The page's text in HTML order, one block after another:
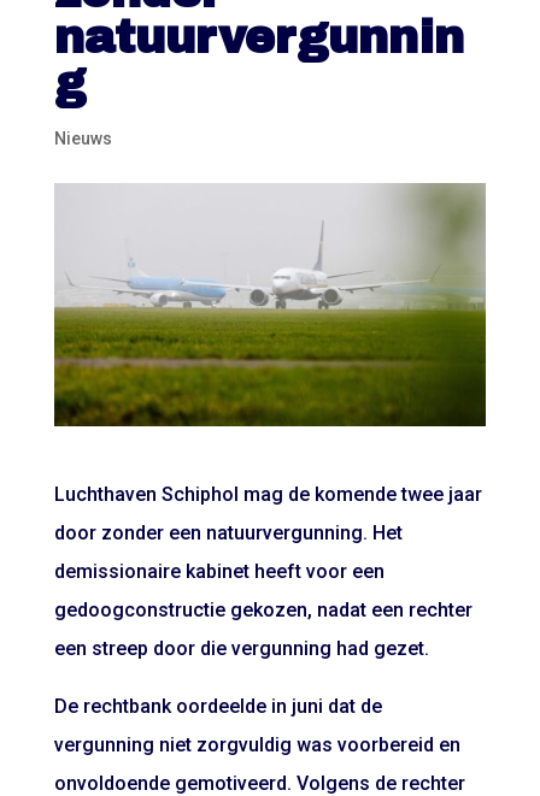
natuurvergunnin
g
Nieuws
Luchthaven Schiphol mag de komende twee jaar
door zonder een natuurvergunning. Het
demissionaire kabinet heeft voor een
gedoogconstructie gekozen, nadat een rechter
een streep door die vergunning had gezet.
De rechtbank oordeelde in juni dat de
vergunning niet zorgvuldig was voorbereid en
onvoldoende gemotiveerd. Volgens de rechter